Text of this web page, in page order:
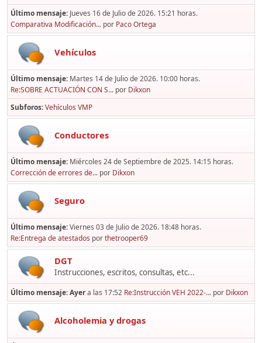
Último mensaje: Jueves 16 de Julio de 2026. 15:21 horas.
Comparativa Modificación... por Paco Ortega
Vehículos
Último mensaje: Martes 14 de Julio de 2026. 10:00 horas.
Re:SOBRE ACTUACIÓN CON S... por Dikxon
Subforos Vehículos VMP
Conductores
Último mensaje: Miércoles 24 de Septiembre de 2025. 14:15 horas.
Corrección de errores de... por Dikxon
Seguro
Último mensaje:Viernes 03 de Julio de 2026. 18:48 horas.
Re:Entrega de atestados porthetrooper69
DGT
Instrucciones, escritos, consultas, etc...
Último mensaje:Ayera las 17:52 Re:Instrucción VEH 2022-... por Dikxon
Alcoholemia y drogas